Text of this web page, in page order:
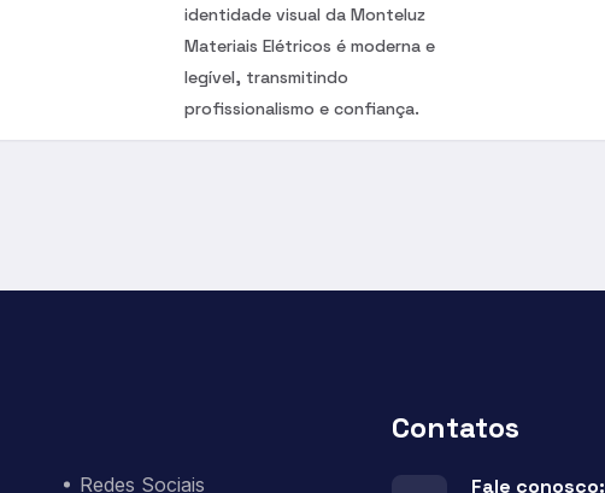
identidade visual da Monteluz
Materiais Elétricos é moderna e
legível, transmitindo
profissionalismo e confiança.
Redes Sociais
Contatos
Fale conosco: